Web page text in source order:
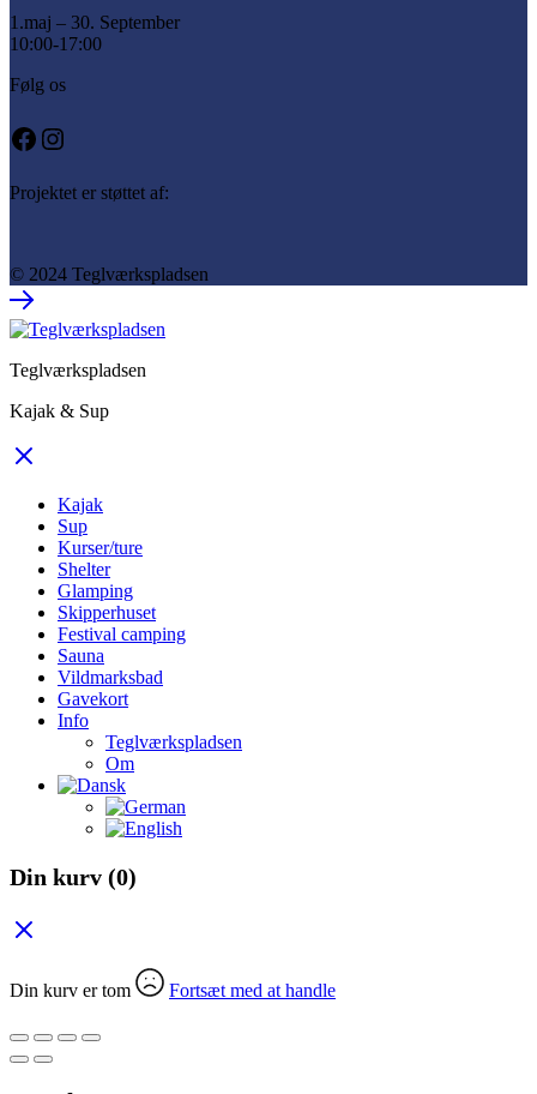
1.maj – 30. September
10:00-17:00
Følg os
Facebook
Instagram
Projektet er støttet af:
© 2024 Teglværkspladsen
Teglværkspladsen
Kajak & Sup
Kajak
Sup
Kurser/ture
Shelter
Glamping
Skipperhuset
Festival camping
Sauna
Vildmarksbad
Gavekort
Info
Teglværkspladsen
Om
Din kurv (0)
Din kurv er tom Fortsæt med at handle